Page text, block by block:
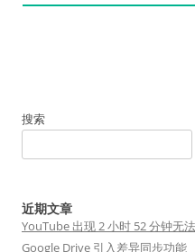
搜索
近期文章
YouTube 出现 2 小时 52 分钟无
Google Drive 引入差异同步功